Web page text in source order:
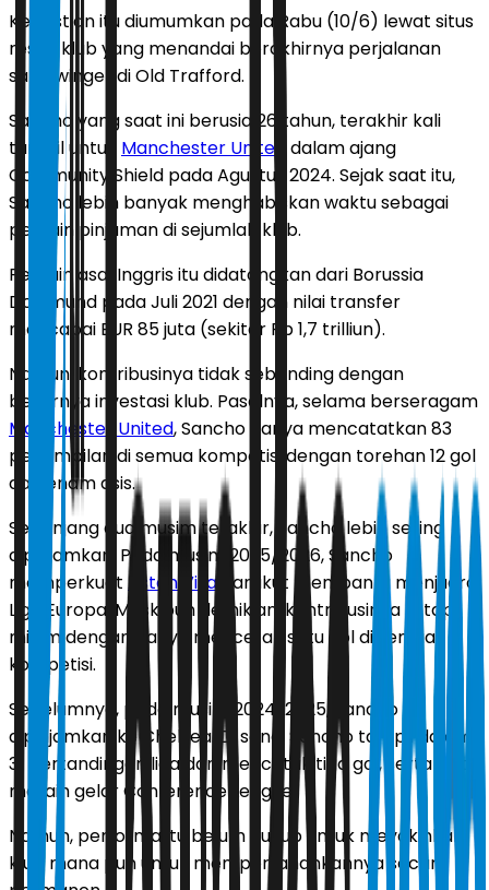
Kepastian itu diumumkan pada Rabu (10/6) lewat situs
resmi klub yang menandai berakhirnya perjalanan
sang winger di Old Trafford.
Sancho yang saat ini berusia 26 tahun, terakhir kali
tampil untuk Manchester United
dalam ajang
Community Shield pada Agustus 2024. Sejak saat itu,
Sancho lebih banyak menghabiskan waktu sebagai
pemain pinjaman di sejumlah klub.
Pemain asal Inggris itu didatangkan dari Borussia
Dortmund pada Juli 2021 dengan nilai transfer
mencapai EUR 85 juta (sekitar Rp 1,7 trilliun).
Namun, kontribusinya tidak sebanding dengan
besarnya investasi klub. Pasalnya, selama berseragam
Manchester United, Sancho hanya mencatatkan 83
penampilan di semua kompetisi dengan torehan 12 gol
dan enam asis.
Sepanjang dua musim terakhir, Sancho lebih sering
dipinjamkan. Pada musim 2025/2026, Sancho
memperkuat Aston Villa dan ikut membantu menjuarai
Liga Europa. Meskipun demikian, kontribusinya tetap
minim dengan hanya mencetak satu gol di semua
kompetisi.
Sebelumnya, pada musim 2024/2025, Sancho
dipinjamkan ke Chelsea. Di sana, Sancho tampil dalam
31 pertandingan liga dan mencetak tiga gol, serta ikut
meraih gelar Conference League.
Namun, performa itu belum cukup untuk meyakinkan
klub mana pun untuk mempertahankannya secara